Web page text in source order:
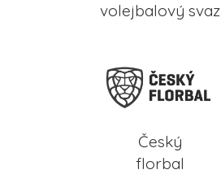
volejbalový svaz
Český
florbal